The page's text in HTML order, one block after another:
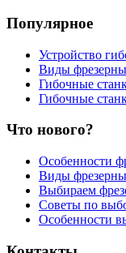
Популярное
Устройство
Виды
Гибочные
Гибочные
Что нового?
Особенности
Виды
Выбираем
Советы по
Особенности